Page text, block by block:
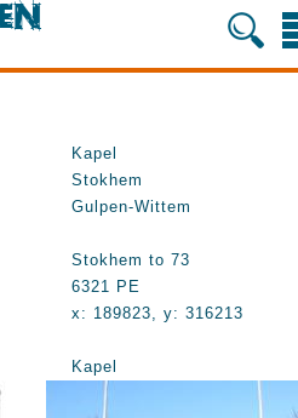
Kapel
Stokhem
Gulpen-Wittem
Stokhem to 73
6321 PE
x: 189823, y: 316213
Kapel